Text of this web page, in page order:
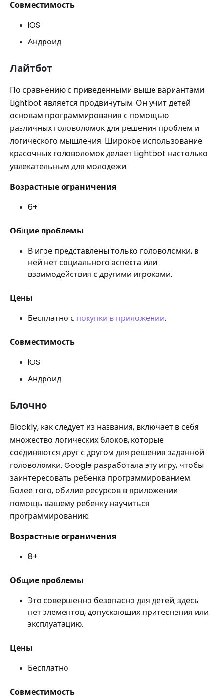
Совместимость
iOS
Андроид
Лайтбот
По сравнению с приведенными выше вариантами
Lightbot является продвинутым. Он учит детей
основам программирования с помощью
различных головоломок для решения проблем и
логического мышления. Широкое использование
красочных головоломок делает Lightbot настолько
увлекательным для молодежи.
Возрастные ограничения
6+
Общие проблемы
В игре представлены только головоломки, в
ней нет социального аспекта или
взаимодействия с другими игроками.
Цены
Бесплатно с покупки в приложении.
Совместимость
iOS
Андроид
Блочно
Blockly, как следует из названия, включает в себя
множество логических блоков, которые
соединяются друг с другом для решения заданной
головоломки. Google разработала эту игру, чтобы
заинтересовать ребенка программированием.
Более того, обилие ресурсов в приложении
помощь вашему ребенку научиться
программированию.
Возрастные ограничения
8+
Общие проблемы
Это совершенно безопасно для детей, здесь
нет элементов, допускающих притеснения или
эксплуатацию.
Цены
Бесплатно
Совместимость